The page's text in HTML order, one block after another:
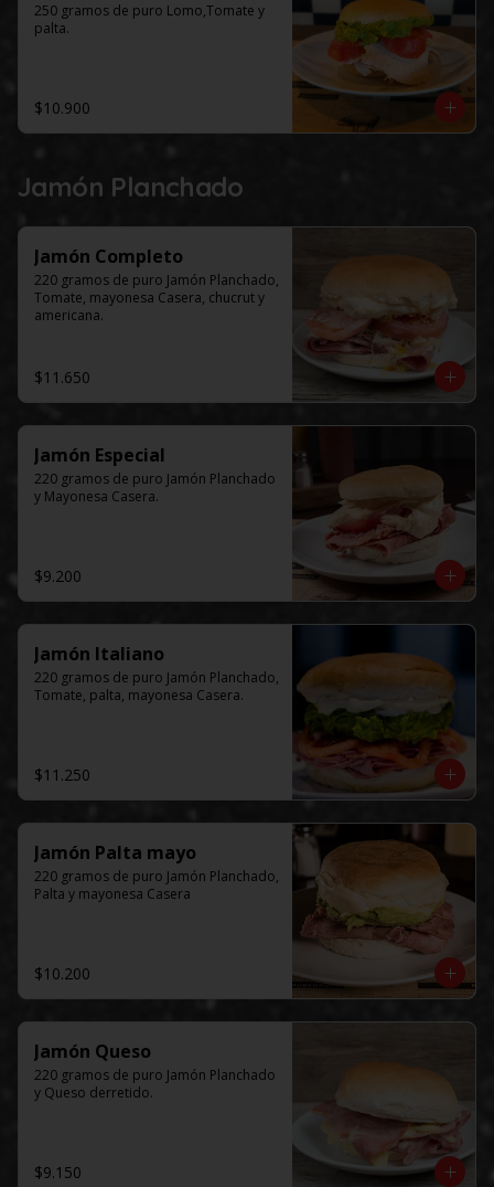
250 gramos de puro Lomo,Tomate y
palta.
$10.900
Jamón Planchado
Jamón Completo
220 gramos de puro Jamón Planchado,
Tomate, mayonesa Casera, chucrut y
americana.
$11.650
Jamón Especial
220 gramos de puro Jamón Planchado
y Mayonesa Casera.
$9.200
Jamón Italiano
220 gramos de puro Jamón Planchado,
Tomate, palta, mayonesa Casera.
$11.250
Jamón Palta mayo
220 gramos de puro Jamón Planchado,
Palta y mayonesa Casera
$10.200
Jamón Queso
220 gramos de puro Jamón Planchado
y Queso derretido.
$9.150